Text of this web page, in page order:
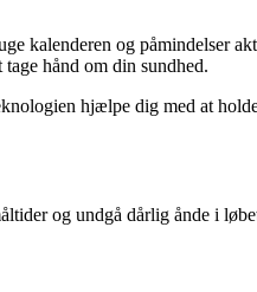
kalenderen og påmindelser
hånd om din sundhed.
hjælpe dig med at
og undgå dårlig ånde i